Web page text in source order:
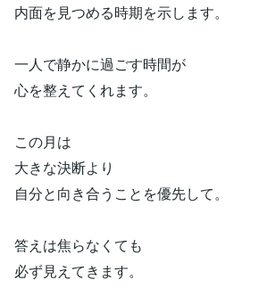
内面を見つめる時期を示します。
一人で静かに過ごす時間が
心を整えてくれます。
この月は
大きな決断より
自分と向き合うことを優先して。
答えは焦らなくても
必ず見えてきます。